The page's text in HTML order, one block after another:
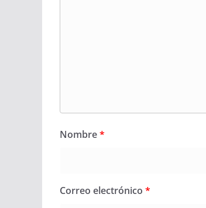
Nombre*
Correo electrónico *